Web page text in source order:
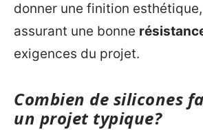
donner une finition
assurant une bonne
exigences du projet.
Combien de silicones
un projet typique?